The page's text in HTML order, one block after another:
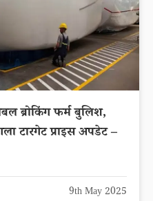
ब्रोकिंग फर्म बुलिश,
टारगेट प्राइस अपडेट –
9th May 2025